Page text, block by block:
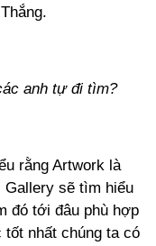
anh tự đi tìm?
rằng Artwork là
Gallery sẽ tìm hiểu
đó tới đâu phù hợp
nhất chúng ta có